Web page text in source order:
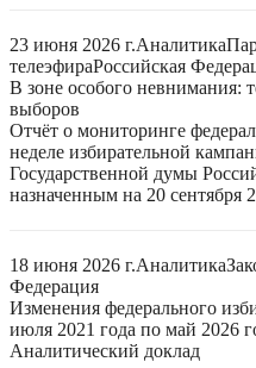
23 июня 2026 г.Аналитика
телеэфираРоссийская
В зоне особого невнимания:
выборов
Отчёт о мониторинге
неделе избирательной
Государственной думы
назначенным на 20 сентября
18 июня 2026 г.Аналитика
Федерация
Изменения федерального
июля 2021 года по май 2026
Аналитический доклад